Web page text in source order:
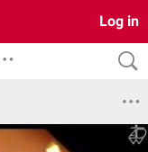
Log in